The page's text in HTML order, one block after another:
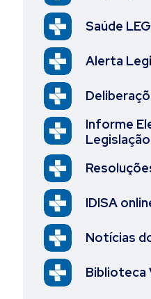
Saúde
Alerta
Informe
IDISA
Notícias
Biblioteca